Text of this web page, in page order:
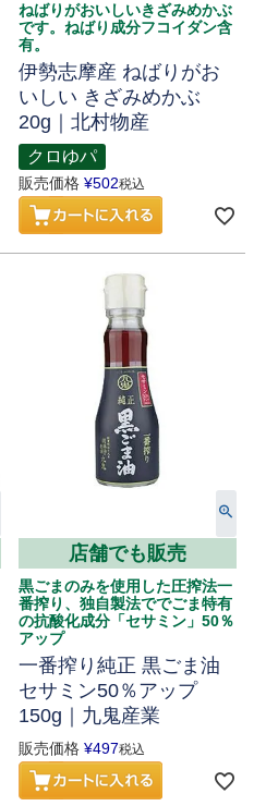
ねばりがおいしいきざみめかぶ
です。ねばり成分フコイダン含
有。
伊勢志摩産 ねばりがお
いしい きざみめかぶ
20g｜北村物産
クロゆパ
販売価格 ¥502税込
店舗でも販売
黒ごまのみを使用した圧搾法一
番搾り、独自製法ででごま特有
の抗酸化成分「セサミン」50％
アップ
一番搾り純正 黒ごま油
セサミン50％アップ
150g｜九鬼産業
販売価格 ¥497税込